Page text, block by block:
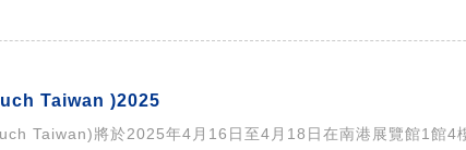
Taiwan )2025
Taiwan)將於2025年4月16日至4月18日在南港展覽館1館4